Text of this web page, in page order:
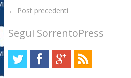
← Post precedenti
Segui SorrentoPress